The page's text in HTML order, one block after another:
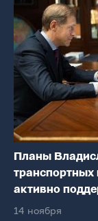
Планы
активно
14 ноября